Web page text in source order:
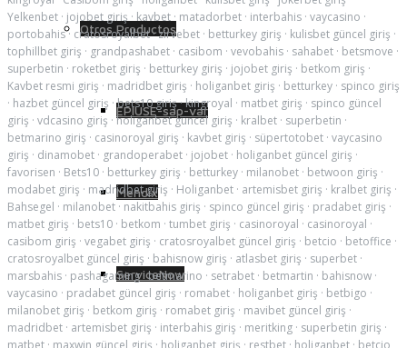
Otros Productos
EPIUSE-sap-var
Mendix
ServiceNow
Yelkenbet · jojobet giriş · kavbet · matadorbet · interbahis · vaycasino ·
portobahis· cratosroyalbet·zirvebet · betturkey giriş · kulisbet güncel giriş ·
tophillbet giriş · grandpashabet · casibom · vevobahis · sahabet · betsmove ·
superbetin · roketbet giriş · betturkey giriş · jojobet giriş · betkom giriş ·
Kavbet resmi giriş · madridbet giriş · holiganbet giriş · betturkey · spinco giriş
· hazbet güncel giriş ·bets10 giriş·kingroyal · matbet giriş · spinco güncel
giriş · vdcasino giriş · holiganbet güncel giriş · kralbet · superbetin ·
betmarino giriş · casinoroyal giriş · kavbet giriş · süpertotobet · vaycasino
giriş · dinamobet · grandoperabet · jojobet · holiganbet güncel giriş ·
favorisen · Bets10 · betturkey giriş · betturkey · milanobet · betwoon giriş ·
modabet giriş · madridbet giriş · Holiganbet · artemisbet giriş · kralbet giriş ·
Bahsegel · milanobet · nakitbahis giriş · spinco güncel giriş · pradabet giriş ·
matbet giriş · bets10 · betkom · tumbet giriş · casinoroyal · casinoroyal ·
casibom giriş · vegabet giriş · cratosroyalbet güncel giriş · betcio · betoffice ·
cratosroyalbet güncel giriş · bahisnow giriş · atlasbet giriş · superbet ·
marsbahis · pashagaming·betmarino · setrabet · betmartin · bahisnow ·
vaycasino · pradabet güncel giriş · romabet · holiganbet giriş · betbigo ·
milanobet giriş · betkom giriş · romabet giriş · mavibet güncel giriş ·
madridbet · artemisbet giriş · interbahis giriş · meritking · superbetin giriş ·
matbet · maxwin güncel giriş · holiganbet giriş · restbet · holiganbet · betcio